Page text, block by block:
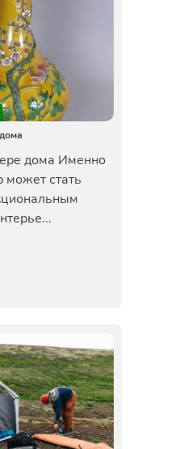
дома Именно
может стать